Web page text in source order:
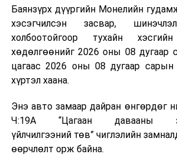
болон дулааны эрчим хүч
болдог. Зарим технологийн
үлдэх үнснээс фосфор зэрэг ашигт
авах боломжтой аж.
байна. Тухайлбал, Германд лаг
гарсан үнснээс фосфор сэргээн
ашигладаг бол Нидерландад
боловсруулах үйлдвэрүүдээр
Баянзүрх дүүргийн Монелийн
хэсэгчилсэн засвар,
холбоотойгоор тухайн
хөдөлгөөнийг 2026 оны 08 дугаар
цагаас 2026 оны 08 дугаар
хүртэл хаана.
Энэ авто замаар дайран өнгөрдөг
Ч:19А “Цагаан давааны
үйлчилгээний төв” чиглэлийн
өөрчлөлт орж байна.